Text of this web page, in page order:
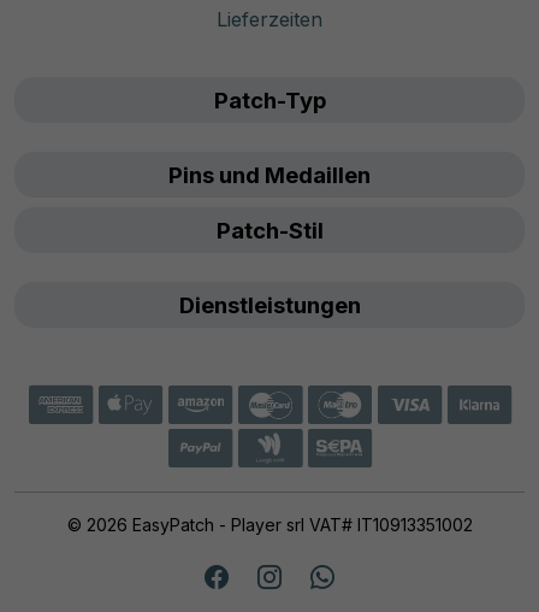
Lieferzeiten
Patch-Typ
Pins und Medaillen
Patch-Stil
Dienstleistungen
© 2026 EasyPatch - Player srl VAT# IT10913351002